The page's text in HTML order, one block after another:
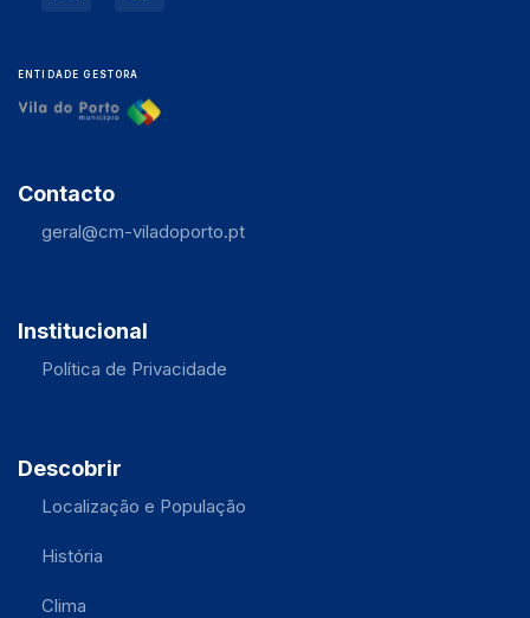
ENTIDADE GESTORA
Contacto
geral@cm-viladoporto.pt
Institucional
Política de Privacidade
Descobrir
Localização e População
História
Clima